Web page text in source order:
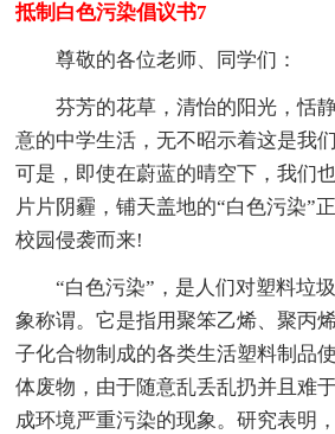
抵制白色污染倡议书7
尊敬的各位老师、同学们：
芬芳的花草，清怡的阳光，恬
意的中学生活，无不昭示着这是我
可是，即使在蔚蓝的晴空下，我们
片片阴霾，铺天盖地的“白色污染”
校园侵袭而来!
“白色污染”，是人们对塑料垃
象称谓。它是指用聚笨乙烯、聚丙
子化合物制成的各类生活塑料制品
体废物，由于随意乱丢乱扔并且难
成环境严重污染的现象。研究表明